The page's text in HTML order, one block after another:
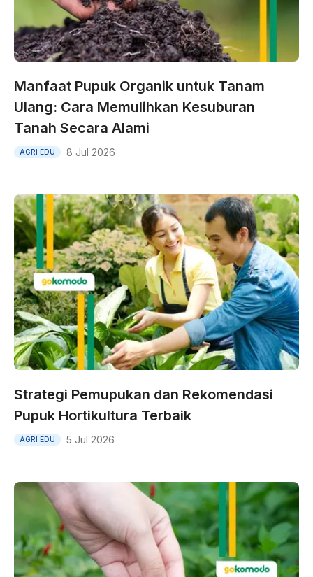
Manfaat Pupuk Organik untuk Tanam
Ulang: Cara Memulihkan Kesuburan
Tanah Secara Alami
AGRI EDU 8 Jul 2026
Strategi Pemupukan dan Rekomendasi
Pupuk Hortikultura Terbaik
AGRI EDU 5 Jul 2026